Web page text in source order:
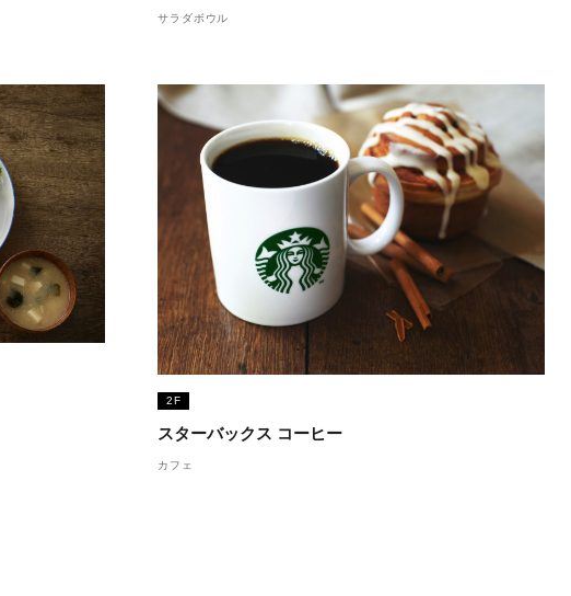
サラダボウル
2F
スターバックス コーヒー
カフェ